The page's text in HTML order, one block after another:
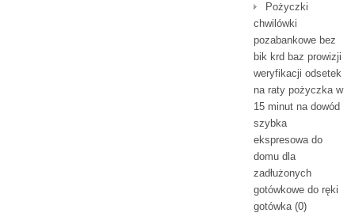
Pożyczki
chwilówki
pozabankowe bez
bik krd baz prowizji
weryfikacji odsetek
na raty pożyczka w
15 minut na dowód
szybka
ekspresowa do
domu dla
zadłużonych
gotówkowe do ręki
gotówka(0)